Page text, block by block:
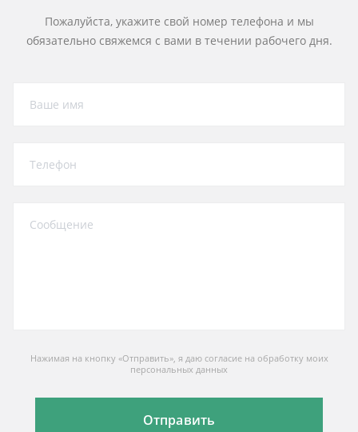
Пожалуйста, укажите свой номер телефона и мы
обязательно свяжемся с вами в течении рабочего дня.
Нажимая на кнопку «Отправить», я даю согласие на обработку моих
персональных данных